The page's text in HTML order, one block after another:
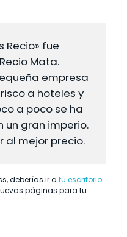
Recio» fue
Mata.
empresa
a hoteles y
a poco se ha
gran imperio.
al mejor precio.
deberías ir a tu escritorio
páginas para tu